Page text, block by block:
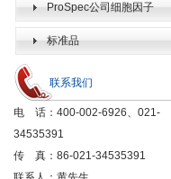
ProSpec公司细胞因子
标准品
联系我们
电 话：400-002-6926、021-
34535391
传 真：86-021-34535391